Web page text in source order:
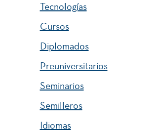
Tecnologías
Cursos
Diplomados
Preuniversitarios
Seminarios
Semilleros
Idiomas